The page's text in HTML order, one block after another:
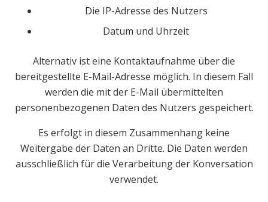
Die IP-Adresse des Nutzers
Datum und Uhrzeit
Alternativ ist eine Kontaktaufnahme über die
bereitgestellte E-Mail-Adresse möglich. In diesem Fall
werden die mit der E-Mail übermittelten
personenbezogenen Daten des Nutzers gespeichert.
Es erfolgt in diesem Zusammenhang keine
Weitergabe der Daten an Dritte. Die Daten werden
ausschließlich für die Verarbeitung der Konversation
verwendet.